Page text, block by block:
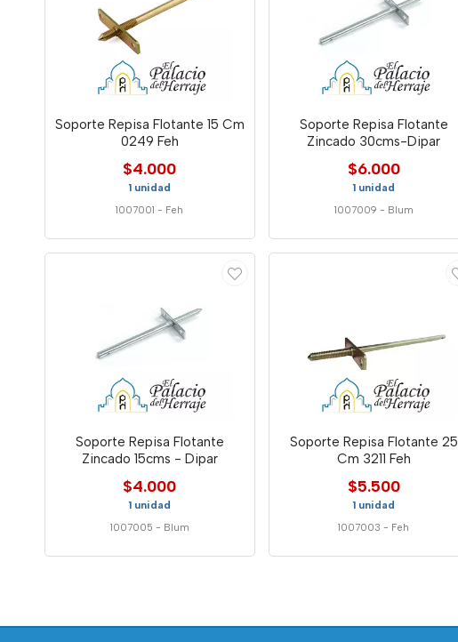
Soporte Repisa Flotante 15 Cm
0249 Feh
$4.000
1 unidad
1007001 - Feh
Soporte Repisa Flotante
Zincado 30cms-Dipar
$6.000
1 unidad
1007009 - Blum
Soporte Repisa Flotante
Zincado 15cms - Dipar
$4.000
1 unidad
1007005 - Blum
Soporte Repisa Flotante 25
Cm 3211 Feh
$5.500
1 unidad
1007003 - Feh